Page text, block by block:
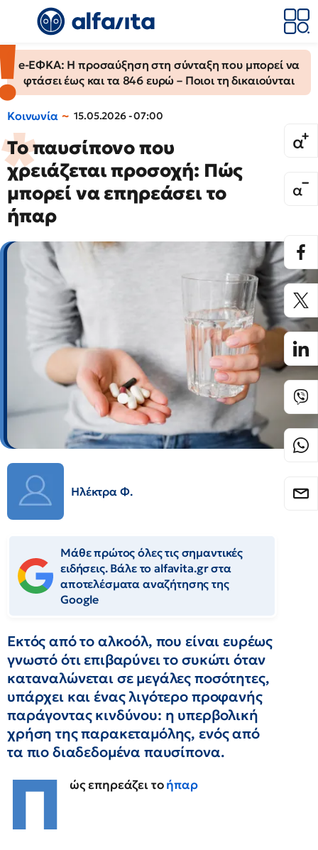
e-ΕΦΚΑ: Η προσαύξηση στη σύνταξη που μπορεί να
φτάσει έως και τα 846 ευρώ – Ποιοι τη δικαιούνται
Κοινωνία 15.05.2026 - 07:00
Το παυσίπονο που
χρειάζεται προσοχή: Πώς
μπορεί να επηρεάσει το
ήπαρ
Ηλέκτρα Φ.
Μάθε πρώτος όλες τις σημαντικές
ειδήσεις. Βάλε το alfavita.gr στα
αποτελέσματα αναζήτησης της
Google
Εκτός από το αλκοόλ, που είναι ευρέως
γνωστό ότι επιβαρύνει το συκώτι όταν
καταναλώνεται σε μεγάλες ποσότητες,
υπάρχει και ένας λιγότερο προφανής
παράγοντας κινδύνου: η υπερβολική
χρήση της παρακεταμόλης, ενός από
τα πιο διαδεδομένα παυσίπονα.
Π ώς επηρεάζει τοήπαρ